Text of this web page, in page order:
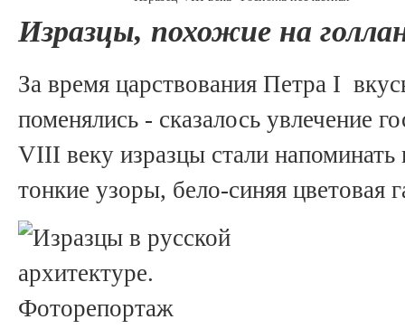
Изразцы, похожие на
За время царствования Петра I
поменялись - сказалось увлечение
VIII веку изразцы стали
тонкие узоры, бело-синяя цветовая